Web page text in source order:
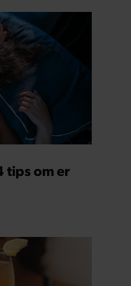
tips om er